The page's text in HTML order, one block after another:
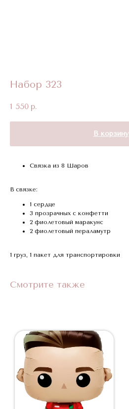
Набор 323
1 550 р.
В корзину
Связка из 8 Шаров
В связке:
1 сердце
3 прозрачных с конфетти
2 фиолетовый маракунс
2 фиолетовый пераламутр
1 груз, 1 пакет для транспортировки
Смотрите также